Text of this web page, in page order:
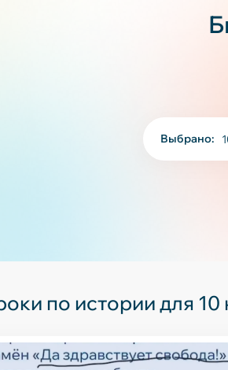
Выбрано:
6
9
по истории для 10